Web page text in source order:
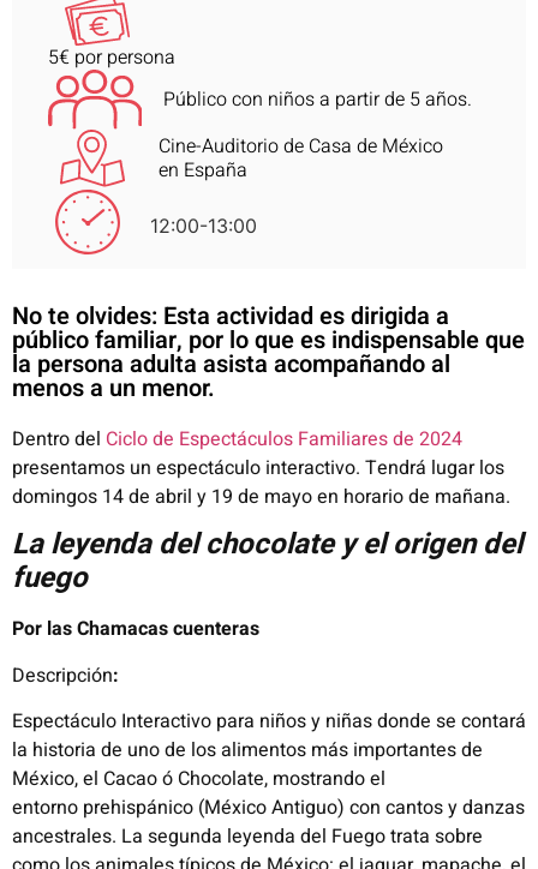
5€ por persona
Público con niños a partir de 5 años.
Cine-Auditorio de Casa de México
en España
12:00-13:00
No te olvides: Esta actividad es dirigida a
público familiar, por lo que es indispensable que
la persona adulta asista acompañando al
menos a un menor.
Dentro del Ciclo de Espectáculos Familiares de 2024
presentamos un espectáculo interactivo. Tendrá lugar los
domingos 14 de abril y 19 de mayo en horario de mañana.
La leyenda del chocolate y el origen del
fuego
Por las Chamacas cuenteras
Descripción:
Espectáculo Interactivo para niños y niñas donde se contará
la historia de uno de losalimentos más importantes de
México, el Cacaoó Chocolate, mostrando el
entorno prehispánico (México Antiguo) con cantos y danzas
ancestrales. La segunda leyenda del Fuego trata sobre